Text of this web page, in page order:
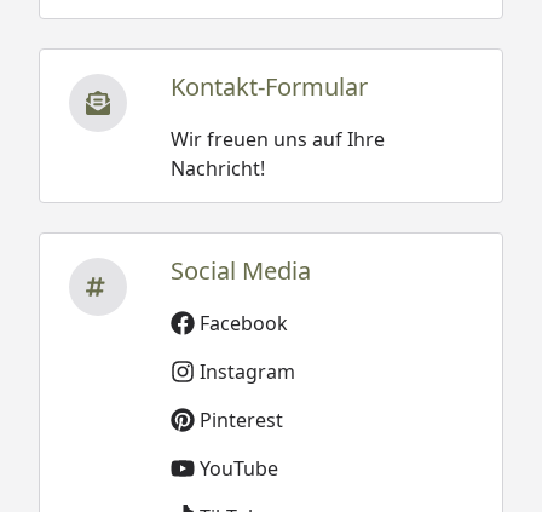
Kontakt-Formular
Wir freuen uns auf Ihre
Nachricht!
Social Media
Facebook
Instagram
Pinterest
YouTube